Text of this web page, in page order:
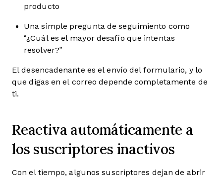
producto
Una simple pregunta de seguimiento como
“¿Cuál es el mayor desafío que intentas
resolver?”
El desencadenante es el envío del formulario, y lo
que digas en el correo depende completamente de
ti.
Reactiva automáticamente a
los suscriptores inactivos
Con el tiempo, algunos suscriptores dejan de abrir